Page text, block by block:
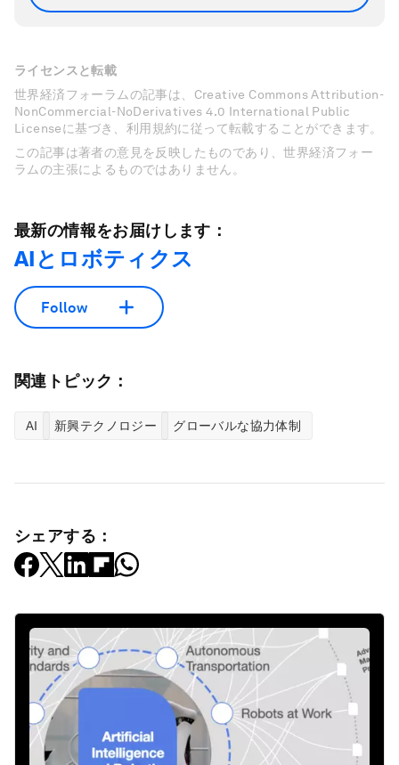
ライセンスと転載
世界経済フォーラムの記事は、Creative Commons Attribution-
NonCommercial-NoDerivatives 4.0 International Public
Licenseに基づき、利用規約に従って転載することができます。
この記事は著者の意見を反映したものであり、世界経済フォー
ラムの主張によるものではありません。
最新の情報をお届けします：
AIとロボティクス
Follow
関連トピック：
AI 新興テクノロジー グローバルな協力体制
シェアする：